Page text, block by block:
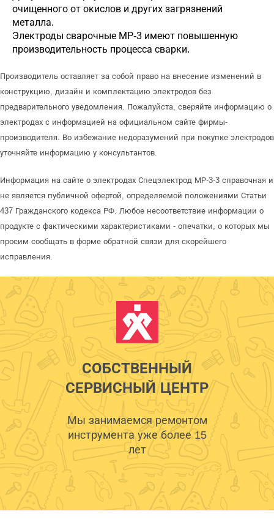
очищенного от окислов и других загрязнений
металла.
Электроды сварочные МР-3 имеют повышенную
производительность процесса сварки.
Производитель оставляет за собой право на внесение изменений в
конструкцию, дизайн и комплектацию электродов без
предварительного уведомления. Пожалуйста, сверяйте информацию о
электродах с информацией на официальном сайте фирмы-
производителя. Во избежание недоразумений при покупке электродов
уточняйте информацию у консультантов.
Информация на сайте о электродах Спецэлектрод МР-3-3 справочная и
не является публичной офертой, определяемой положениями Статьи
437 Гражданского кодекса РФ. Любое несоответствие информации о
продукте с фактическими характеристиками - опечатки, о которых мы
просим сообщать в форме обратной связи для скорейшего
исправления.
СОБСТВЕННЫЙ
СЕРВИСНЫЙ ЦЕНТР
Мы занимаемся ремонтом
инструмента уже более 15
лет